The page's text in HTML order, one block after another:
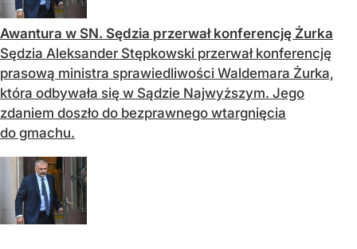
Awantura w SN. Sędzia przerwał konferencję Żurka
Sędzia Aleksander Stępkowski przerwał konferencję
prasową ministra sprawiedliwości Waldemara Żurka,
która odbywała się w Sądzie Najwyższym. Jego
zdaniem doszło do bezprawnego wtargnięcia
do gmachu.